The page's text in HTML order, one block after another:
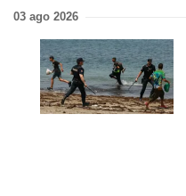
03 ago 2026